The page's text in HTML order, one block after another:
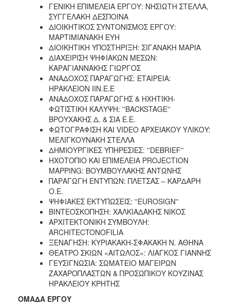
ΓΕΝΙΚΗ ΕΠΙΜΕΛΕΙΑ ΕΡΓΟΥ: ΝΗΣΙΩΤΗ ΣΤΕΛΛΑ,
ΣΥΓΓΕΛΑΚΗ ΔΕΣΠΟΙΝΑ
ΔΙΟΙΚΗΤΙΚΟΣ ΣΥΝΤΟΝΙΣΜΟΣ ΕΡΓΟΥ:
ΜΑΡΤΙΜΙΑΝΑΚΗ ΕΥΗ
ΔΙΟΙΚΗΤΙΚΗ ΥΠΟΣΤΗΡΙΞΗ: ΣΙΓΑΝΑΚΗ ΜΑΡΙΑ
ΔΙΑΧΕΙΡΙΣΗ ΨΗΦΙΑΚΩΝ ΜΕΣΩΝ:
ΚΑΡΑΓΙΑΝΝΑΚΗΣ ΓΙΩΡΓΟΣ
ΑΝΑΔΟΧΟΣ ΠΑΡΑΓΩΓΗΣ: ΕΤΑΙΡΕΙΑ:
ΗΡΑΚΛΕΙΟΝ ΙΙΝ.Ε.Ε
ΑΝΑΔΟΧΟΣ ΠΑΡΑΓΩΓΗΣ & ΗΧΗΤΙΚΗ-
ΦΩΤΙΣΤΙΚΗ ΚΑΛΥΨΗ: ''BACKSTAGE''
ΒΡΟΥΧΑΚΗΣ Δ. & ΣΙΑ Ε.Ε.
ΦΩΤΟΓΡΑΦIΣΗ ΚΑΙ VIDEO AΡΧΕΙΑΚΟY YΛΙΚΟY:
ΜΕΛΙΓΚΟΥΝΑΚΗ ΣΤΕΛΛΑ
ΔΗΜΙΟΥΡΓΙΚΕΣ ΥΠΗΡΕΣΙΕΣ: ''DEBRIEF''
ΗΧΟΤΟΠΙΟ ΚΑΙ ΕΠΙΜΕΛΕΙΑ PROJECTION
MAPPING: ΒΟΥΜΒΟΥΛΑΚΗΣ ΑΝΤΩΝΗΣ
ΠΑΡΑΓΩΓΗ EΝΤΥΠΩΝ: ΠΛΕΤΣΑΣ – ΚΑΡΔΑΡΗ
Ο.Ε.
ΨΗΦΙΑΚΕΣ ΕΚΤΥΠΩΣΕΙΣ: ''EUROSIGN''
ΒΙΝΤΕΟΣΚΟΠΗΣΗ: ΧΑΛΚΙΑΔΑΚΗΣ ΝΙΚΟΣ
ΑΡΧΙΤΕΚΤΟΝΙΚΗ ΣΥΜΒΟΥΛΗ:
ARCHITECTONOFILIA
ΞΕΝΑΓΗΣΗ: ΚΥΡΙΑΚΑΚΗ-ΣΦΑΚΑΚΗ Ν. ΑΘΗΝΑ
ΘΕΑΤΡΟ ΣΚΙΩΝ «ΑΙΤΩΛΟΣ»: ΛΙΑΓΚΟΣ ΓΙΑΝΝΗΣ
ΓΕΥΣΙΓΝΩΣΙΑ: ΣΩΜΑΤΕΙΟ ΜΑΓΕΙΡΩΝ
ΖΑΧΑΡΟΠΛΑΣΤΩΝ & ΠΡΟΣΩΠΙΚΟΥ ΚΟΥΖΙΝΑΣ
ΗΡΑΚΛΕΙΟΥ ΚΡΗΤΗΣ
ΟΜΑΔΑ ΕΡΓΟΥ